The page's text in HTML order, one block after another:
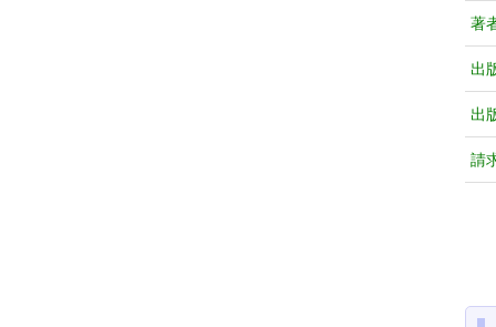
著
出
出
請